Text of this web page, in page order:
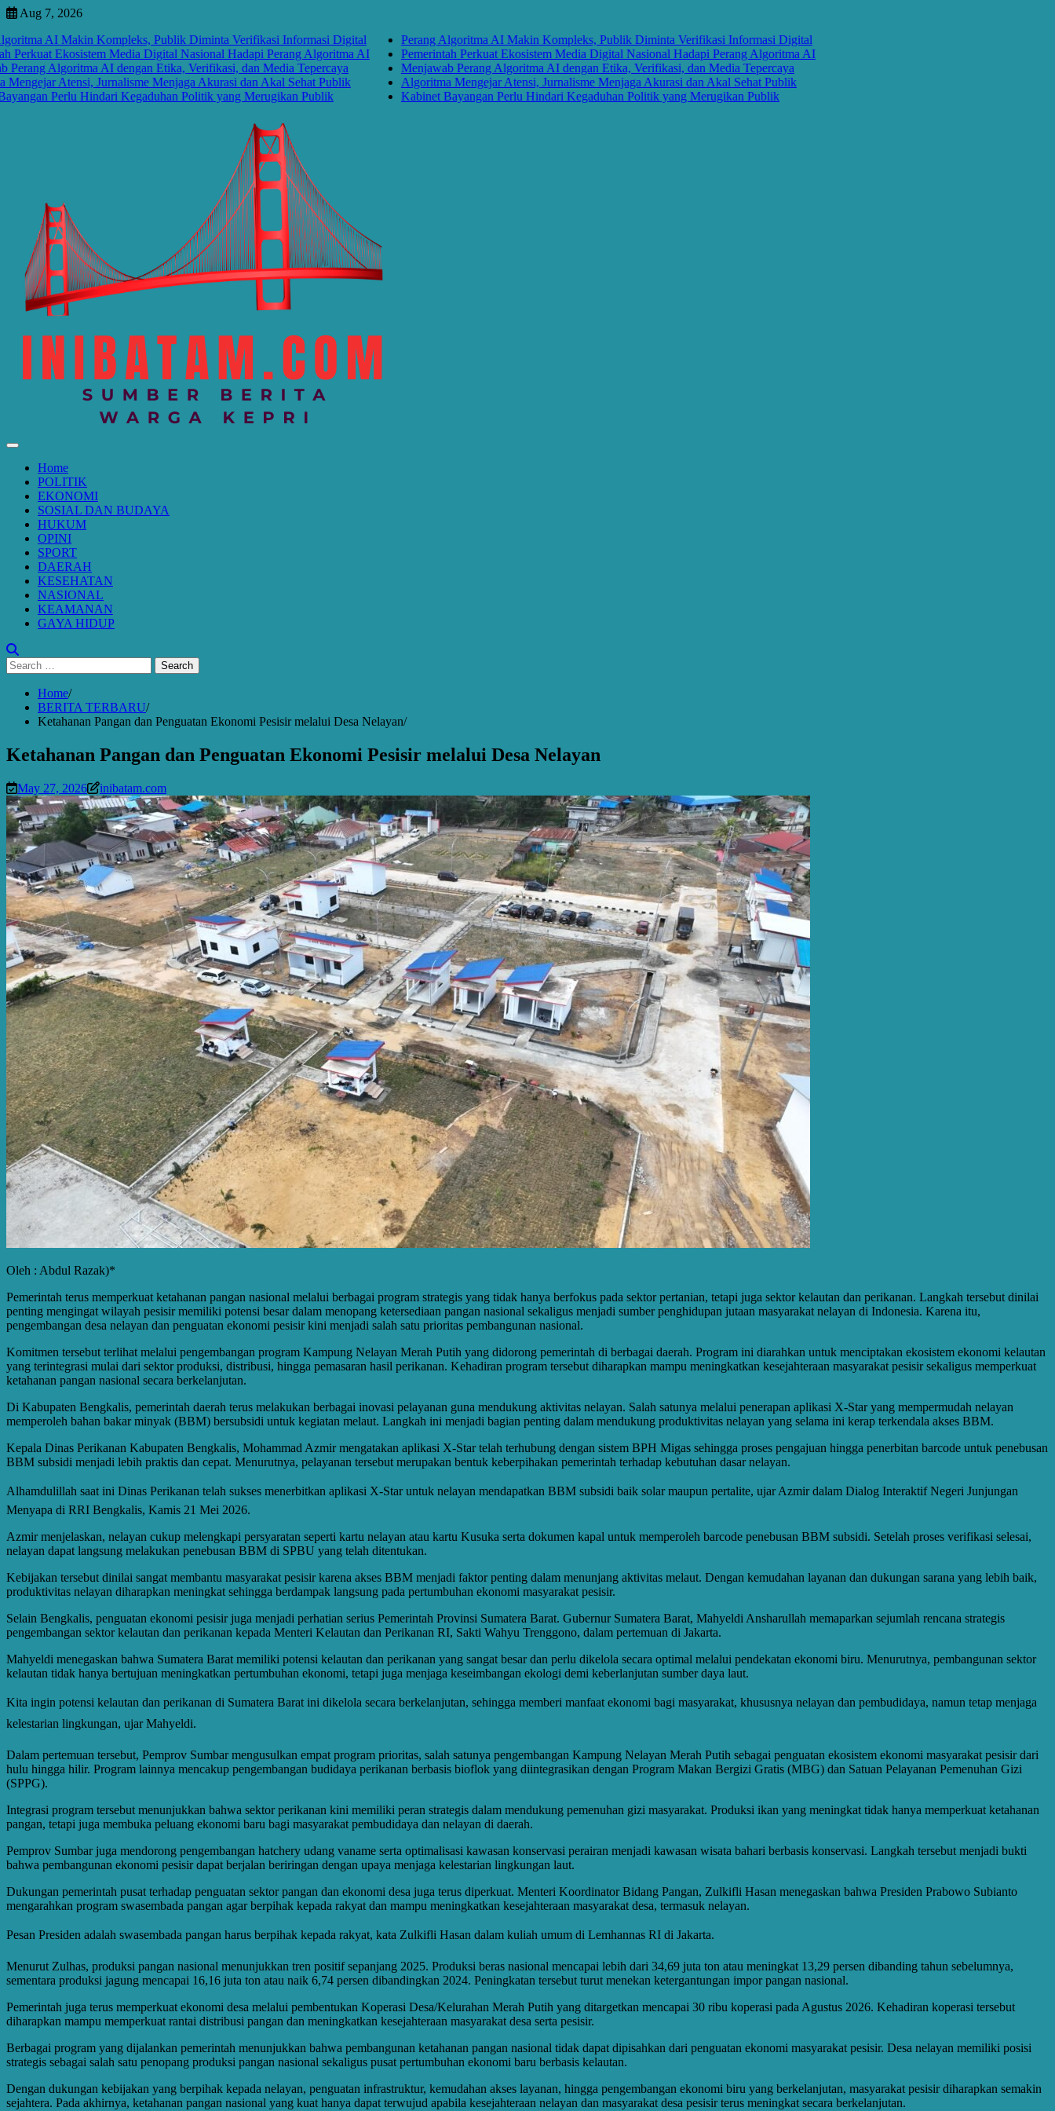
Skip
content
Aug 7, 2026
AI Makin Kompleks, Publik Diminta Verifikasi Informasi Digital
Ekosistem Media Digital Nasional Hadapi Perang Algoritma AI
Algoritma AI dengan Etika, Verifikasi, dan Media Tepercaya
Atensi, Jurnalisme Menjaga Akurasi dan Akal Sehat Publik
Perlu Hindari Kegaduhan Politik yang Merugikan Publik
Perang Algoritma AI Makin Kompleks, Publik Diminta Verifikasi Informasi Digital
Pemerintah Perkuat Ekosistem Media Digital Nasional Hadapi Perang Algoritma AI
Menjawab Perang Algoritma AI dengan Etika, Verifikasi, dan Media Tepercaya
Algoritma Mengejar Atensi, Jurnalisme Menjaga Akurasi dan Akal Sehat Publik
Kabinet Bayangan Perlu Hindari Kegaduhan Politik yang Merugikan Publik
Home
POLITIK
EKONOMI
SOSIAL DAN BUDAYA
HUKUM
OPINI
SPORT
DAERAH
KESEHATAN
NASIONAL
KEAMANAN
GAYA HIDUP
Search
for:
Home
BERITA TERBARU
Ketahanan Pangan dan Penguatan Ekonomi Pesisir melalui Desa Nelayan
Ketahanan Pangan dan Penguatan Ekonomi Pesisir melalui Desa Nelayan
May 27, 2026 inibatam.com
Oleh : Abdul Razak)*
Pemerintah terus memperkuat ketahanan pangan nasional melalui berbagai program strategis yang tidak hanya berfokus pada sektor pertanian, tetapi juga sektor kelautan dan perikanan. Langkah tersebut dinilai
penting mengingat wilayah pesisir memiliki potensi besar dalam menopang ketersediaan pangan nasional sekaligus menjadi sumber penghidupan jutaan masyarakat nelayan di Indonesia. Karena itu,
pengembangan desa nelayan dan penguatan ekonomi pesisir kini menjadi salah satu prioritas pembangunan nasional.
Komitmen tersebut terlihat melalui pengembangan program Kampung Nelayan Merah Putih yang didorong pemerintah di berbagai daerah. Program ini diarahkan untuk menciptakan ekosistem ekonomi kelautan
yang terintegrasi mulai dari sektor produksi, distribusi, hingga pemasaran hasil perikanan. Kehadiran program tersebut diharapkan mampu meningkatkan kesejahteraan masyarakat pesisir sekaligus memperkuat
ketahanan pangan nasional secara berkelanjutan.
Di Kabupaten Bengkalis, pemerintah daerah terus melakukan berbagai inovasi pelayanan guna mendukung aktivitas nelayan. Salah satunya melalui penerapan aplikasi X-Star yang mempermudah nelayan
memperoleh bahan bakar minyak (BBM) bersubsidi untuk kegiatan melaut. Langkah ini menjadi bagian penting dalam mendukung produktivitas nelayan yang selama ini kerap terkendala akses BBM.
Kepala Dinas Perikanan Kabupaten Bengkalis, Mohammad Azmir mengatakan aplikasi X-Star telah terhubung dengan sistem BPH Migas sehingga proses pengajuan hingga penerbitan barcode untuk penebusan
BBM subsidi menjadi lebih praktis dan cepat. Menurutnya, pelayanan tersebut merupakan bentuk keberpihakan pemerintah terhadap kebutuhan dasar nelayan.
Alhamdulillah saat ini Dinas Perikanan telah sukses menerbitkan aplikasi X-Star untuk nelayan mendapatkan BBM subsidi baik solar maupun pertalite, ujar Azmir dalam Dialog Interaktif Negeri Junjungan
Menyapa di RRI Bengkalis, Kamis 21 Mei 2026.
Azmir menjelaskan, nelayan cukup melengkapi persyaratan seperti kartu nelayan atau kartu Kusuka serta dokumen kapal untuk memperoleh barcode penebusan BBM subsidi. Setelah proses verifikasi selesai,
nelayan dapat langsung melakukan penebusan BBM di SPBU yang telah ditentukan.
Kebijakan tersebut dinilai sangat membantu masyarakat pesisir karena akses BBM menjadi faktor penting dalam menunjang aktivitas melaut. Dengan kemudahan layanan dan dukungan sarana yang lebih baik,
produktivitas nelayan diharapkan meningkat sehingga berdampak langsung pada pertumbuhan ekonomi masyarakat pesisir.
Selain Bengkalis, penguatan ekonomi pesisir juga menjadi perhatian serius Pemerintah Provinsi Sumatera Barat. Gubernur Sumatera Barat, Mahyeldi Ansharullah memaparkan sejumlah rencana strategis
pengembangan sektor kelautan dan perikanan kepada Menteri Kelautan dan Perikanan RI, Sakti Wahyu Trenggono, dalam pertemuan di Jakarta.
Mahyeldi menegaskan bahwa Sumatera Barat memiliki potensi kelautan dan perikanan yang sangat besar dan perlu dikelola secara optimal melalui pendekatan ekonomi biru. Menurutnya, pembangunan sektor
kelautan tidak hanya bertujuan meningkatkan pertumbuhan ekonomi, tetapi juga menjaga keseimbangan ekologi demi keberlanjutan sumber daya laut.
Kita ingin potensi kelautan dan perikanan di Sumatera Barat ini dikelola secara berkelanjutan, sehingga memberi manfaat ekonomi bagi masyarakat, khususnya nelayan dan pembudidaya, namun tetap menjaga
kelestarian lingkungan, ujar Mahyeldi.
Dalam pertemuan tersebut, Pemprov Sumbar mengusulkan empat program prioritas, salah satunya pengembangan Kampung Nelayan Merah Putih sebagai penguatan ekosistem ekonomi masyarakat pesisir dari
hulu hingga hilir. Program lainnya mencakup pengembangan budidaya perikanan berbasis bioflok yang diintegrasikan dengan Program Makan Bergizi Gratis (MBG) dan Satuan Pelayanan Pemenuhan Gizi
(SPPG).
Integrasi program tersebut menunjukkan bahwa sektor perikanan kini memiliki peran strategis dalam mendukung pemenuhan gizi masyarakat. Produksi ikan yang meningkat tidak hanya memperkuat ketahanan
pangan, tetapi juga membuka peluang ekonomi baru bagi masyarakat pembudidaya dan nelayan di daerah.
Pemprov Sumbar juga mendorong pengembangan hatchery udang vaname serta optimalisasi kawasan konservasi perairan menjadi kawasan wisata bahari berbasis konservasi. Langkah tersebut menjadi bukti
bahwa pembangunan ekonomi pesisir dapat berjalan beriringan dengan upaya menjaga kelestarian lingkungan laut.
Dukungan pemerintah pusat terhadap penguatan sektor pangan dan ekonomi desa juga terus diperkuat. Menteri Koordinator Bidang Pangan, Zulkifli Hasan menegaskan bahwa Presiden Prabowo Subianto
mengarahkan program swasembada pangan agar berpihak kepada rakyat dan mampu meningkatkan kesejahteraan masyarakat desa, termasuk nelayan.
Pesan Presiden adalah swasembada pangan harus berpihak kepada rakyat, kata Zulkifli Hasan dalam kuliah umum di Lemhannas RI di Jakarta.
Menurut Zulhas, produksi pangan nasional menunjukkan tren positif sepanjang 2025. Produksi beras nasional mencapai lebih dari 34,69 juta ton atau meningkat 13,29 persen dibanding tahun sebelumnya,
sementara produksi jagung mencapai 16,16 juta ton atau naik 6,74 persen dibandingkan 2024. Peningkatan tersebut turut menekan ketergantungan impor pangan nasional.
Pemerintah juga terus memperkuat ekonomi desa melalui pembentukan Koperasi Desa/Kelurahan Merah Putih yang ditargetkan mencapai 30 ribu koperasi pada Agustus 2026. Kehadiran koperasi tersebut
diharapkan mampu memperkuat rantai distribusi pangan dan meningkatkan kesejahteraan masyarakat desa serta pesisir.
Berbagai program yang dijalankan pemerintah menunjukkan bahwa pembangunan ketahanan pangan nasional tidak dapat dipisahkan dari penguatan ekonomi masyarakat pesisir. Desa nelayan memiliki posisi
strategis sebagai salah satu penopang produksi pangan nasional sekaligus pusat pertumbuhan ekonomi baru berbasis kelautan.
Dengan dukungan kebijakan yang berpihak kepada nelayan, penguatan infrastruktur, kemudahan akses layanan, hingga pengembangan ekonomi biru yang berkelanjutan, masyarakat pesisir diharapkan semakin
sejahtera. Pada akhirnya, ketahanan pangan nasional yang kuat hanya dapat terwujud apabila kesejahteraan nelayan dan masyarakat desa pesisir terus meningkat secara berkelanjutan.